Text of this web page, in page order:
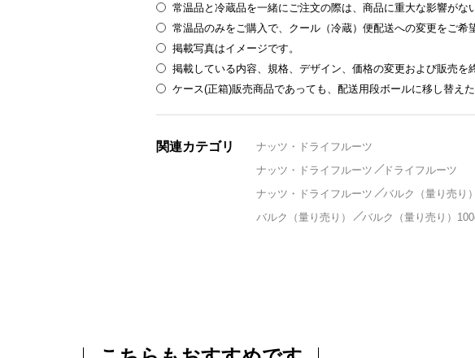
常温品と冷蔵品を一緒にご注文の際は、商品に重大な影響がな
常温品のみをご購入で、クール（冷蔵）便配送への変更をご希
掲載写真はイメージです。
掲載している内容、規格、デザイン、価格の変更および販売を
ケース(正箱)販売商品であっても、配送用段ボールに移し替え
関連カテゴリ
ナッツ・ドライフルーツ
ナッツ・ドライフルーツ
ドライフルーツ
ナッツ・ドライフルーツ
バルク（量り売り）
バルク（量り売り）
バルク（量り売り）